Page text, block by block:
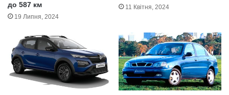
л
а
до 587 км
19 Липня, 2024
11 Квітня, 2024